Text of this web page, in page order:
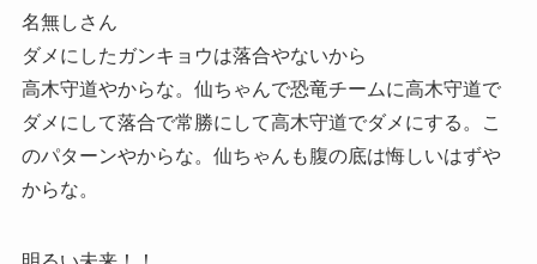
名無しさん
ダメにしたガンキョウは落合やないから
高木守道やからな。仙ちゃんで恐竜チームに高木守道で
ダメにして落合で常勝にして高木守道でダメにする。こ
のパターンやからな。仙ちゃんも腹の底は悔しいはずや
からな。